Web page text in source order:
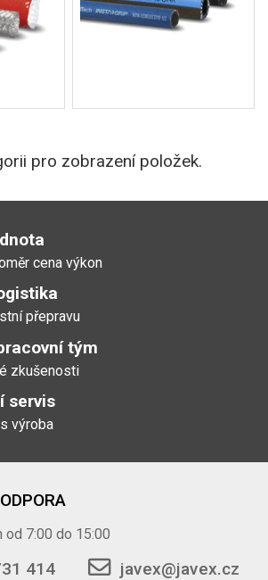
pro zobrazení položek.
cena výkon
přepravu
tým
zkušenosti
servis
výroba
od 7:00 do 15:00
414 javex@javex.cz